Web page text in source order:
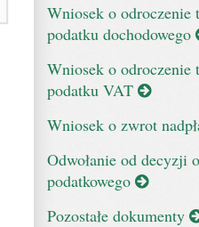
Wniosek o odroczenie
podatku dochodowego
Wniosek o odroczenie
podatku VAT
Wniosek o zwrot
Odwołanie od decyzji
podatkowego
Pozostałe dokumenty